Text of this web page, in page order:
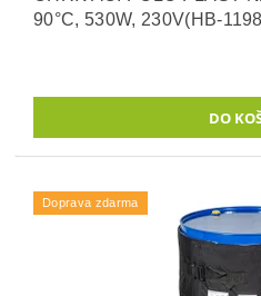
90°C, 530W, 230V(HB-
Doprava zdarma